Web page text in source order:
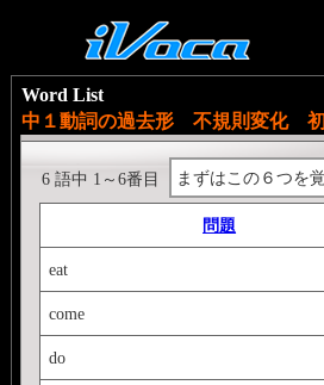
Word List
中１動詞の過去形 不規則変化
まずはこの６つを
6 語中 1～6番目
問題
eat
come
do